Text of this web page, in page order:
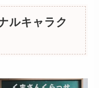
ルキャラク